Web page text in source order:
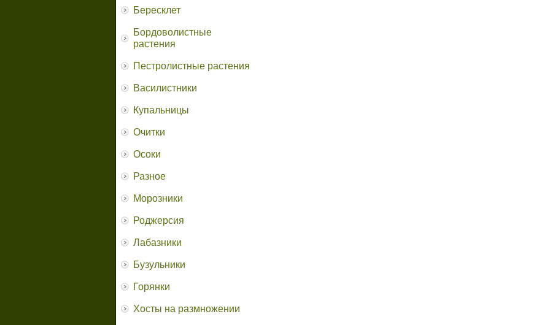
Бересклет
Бордоволистные
растения
Пестролистные растения
Василистники
Купальницы
Очитки
Осоки
Разное
Морозники
Роджерсия
Лабазники
Бузульники
Горянки
Хосты на размножении